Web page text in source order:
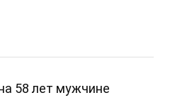
58 лет мужчине